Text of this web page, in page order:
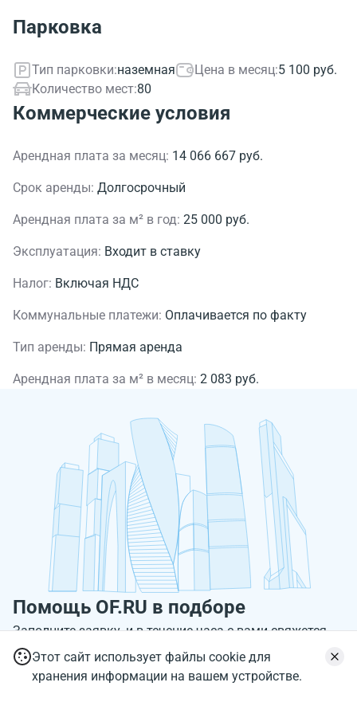
Парковка
Тип парковки:наземная Цена в месяц:5 100 руб.
Количество мест:80
Коммерческие условия
Арендная плата за месяц: 14 066 667 руб.
Срок аренды: Долгосрочный
Арендная плата за м² в год: 25 000 руб.
Эксплуатация: Входит в ставку
Налог: Включая НДС
Коммунальные платежи: Оплачивается по факту
Тип аренды: Прямая аренда
Арендная плата за м² в месяц: 2 083 руб.
Помощь OF.RU в подборе
Заполните заявку, и в течение часа с вами свяжется
консультант и порекомендует объекты по вашим
критериям.
Имя*
Этот сайт использует файлы cookie для
хранения информации на вашем устройстве.